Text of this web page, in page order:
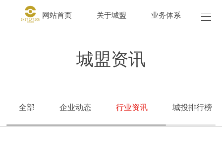
网站首页 关于城盟 业务体系 城
城盟资讯
全部 企业动态 行业资讯 城投排行榜